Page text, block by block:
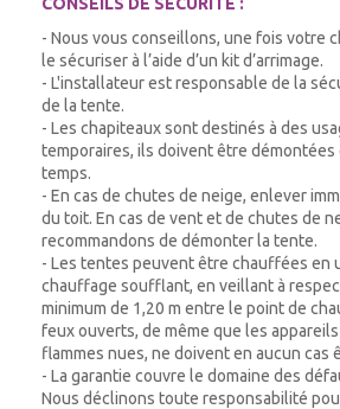
- Nous vous conseillons, une fois votre
le sécuriser à l’aide d’un kit d’arrimage.
- L'installateur est responsable de la
de la tente.
- Les chapiteaux sont destinés à des
temporaires, ils doivent être démontées
temps.
- En cas de chutes de neige, enlever
du toit. En cas de vent et de chutes de
recommandons de démonter la tente.
- Les tentes peuvent être chauffées en
chauffage soufflant, en veillant à
minimum de 1,20 m entre le point de
feux ouverts, de même que les
flammes nues, ne doivent en aucun cas
- La garantie couvre le domaine des
Nous déclinons toute responsabilité